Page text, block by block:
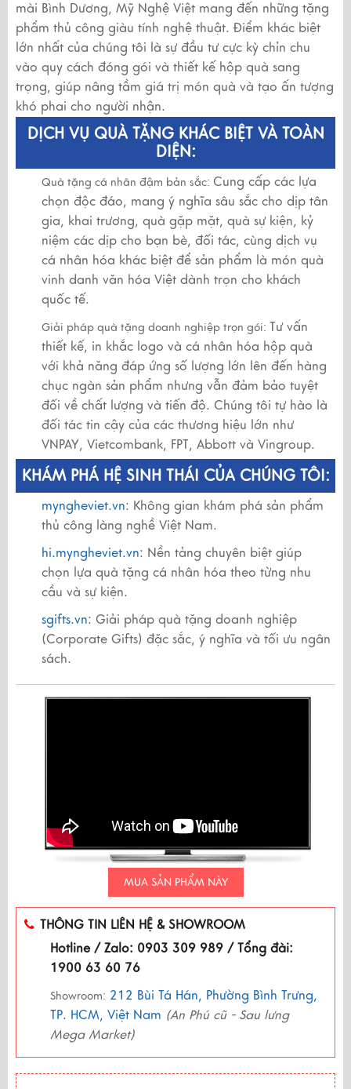
mài Bình Dương, Mỹ Nghệ Việt mang đến những tặng
phẩm thủ công giàu tính nghệ thuật. Điểm khác biệt
lớn nhất của chúng tôi là sự đầu tư cực kỳ chỉn chu
vào quy cách đóng gói và thiết kế hộp quà sang
trọng, giúp nâng tầm giá trị món quà và tạo ấn tượng
khó phai cho người nhận.
DỊCH VỤ QUÀ TẶNG KHÁC BIỆT VÀ TOÀN
DIỆN:
Quà tặng cá nhân đậm bản sắc: Cung cấp các lựa
chọn độc đáo, mang ý nghĩa sâu sắc cho dịp tân
gia, khai trương, quà gặp mặt, quà sự kiện, kỷ
niệm các dịp cho bạn bè, đối tác, cùng dịch vụ
cá nhân hóa khác biệt để sản phẩm là món quà
vinh danh văn hóa Việt dành trọn cho khách
quốc tế.
Giải pháp quà tặng doanh nghiệp trọn gói: Tư vấn
thiết kế, in khắc logo và cá nhân hóa hộp quà
với khả năng đáp ứng số lượng lớn lên đến hàng
chục ngàn sản phẩm nhưng vẫn đảm bảo tuyệt
đối về chất lượng và tiến độ. Chúng tôi tự hào là
đối tác tin cậy của các thương hiệu lớn như
VNPAY, Vietcombank, FPT, Abbott và Vingroup.
KHÁM PHÁ HỆ SINH THÁI CỦA CHÚNG TÔI:
myngheviet.vn: Không gian khám phá sản phẩm
thủ công làng nghề Việt Nam.
hi.myngheviet.vn: Nền tảng chuyên biệt giúp
chọn lựa quà tặng cá nhân hóa theo từng nhu
cầu và sự kiện.
sgifts.vn: Giải pháp quà tặng doanh nghiệp
(Corporate Gifts) đặc sắc, ý nghĩa và tối ưu ngân
sách.
MUA SẢN PHẨM NÀY
THÔNG TIN LIÊN HỆ & SHOWROOM
Hotline / Zalo: 0903 309 989 / Tổng đài:
1900 63 60 76
Showroom: 212 Bùi Tá Hán, Phường Bình Trưng,
TP. HCM, Việt Nam (An Phú cũ - Sau lưng
Mega Market)